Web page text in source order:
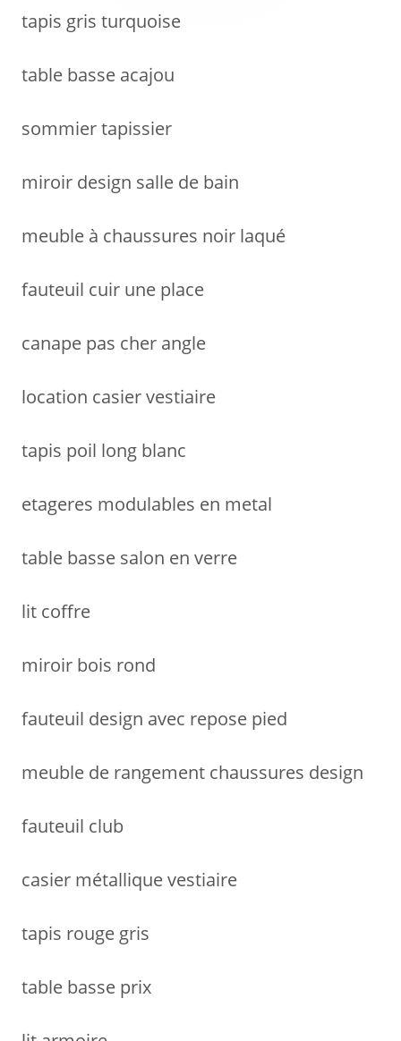
r
e
tapis gris turquoise
table basse acajou
sommier tapissier
miroir design salle de bain
meuble à chaussures noir laqué
fauteuil cuir une place
canape pas cher angle
location casier vestiaire
tapis poil long blanc
etageres modulables en metal
table basse salon en verre
lit coffre
miroir bois rond
fauteuil design avec repose pied
meuble de rangement chaussures design
fauteuil club
casier métallique vestiaire
tapis rouge gris
table basse prix